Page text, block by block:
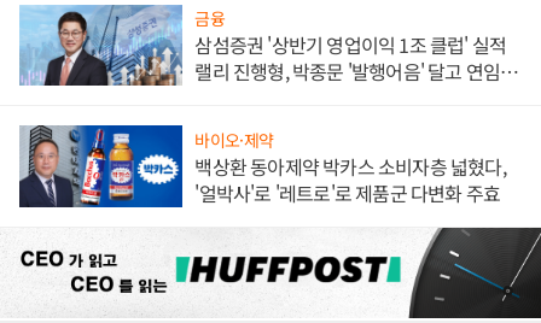
금융
삼섬증권 '상반기 영업이익 1조 클럽' 실적
랠리 진행형, 박종문 '발행어음' 달고 연임 향
바이오·제약
백상환 동아제약 박카스 소비자층 넓혔다,
'얼박사'로 '레트로'로 제품군 다변화 주효